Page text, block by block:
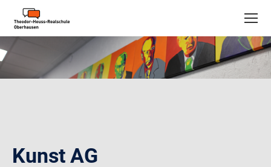
Kunst AG